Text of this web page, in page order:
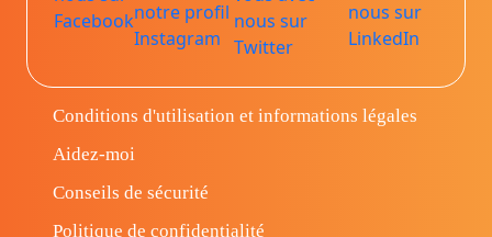
Conditions d'utilisation et informations légales
Aidez-moi
Conseils de sécurité
Politique de confidentialité